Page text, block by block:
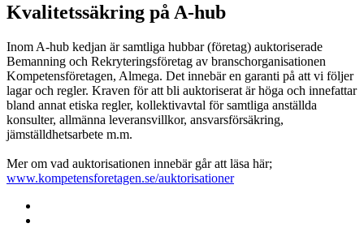
Kvalitetssäkring på A-hub
Inom A-hub kedjan är samtliga hubbar (företag) auktoriserade
Bemanning och Rekryteringsföretag av branschorganisationen
Kompetensföretagen, Almega. Det innebär en garanti på att vi följer
lagar och regler. Kraven för att bli auktoriserat är höga och innefattar
bland annat etiska regler, kollektivavtal för samtliga anställda
konsulter, allmänna leveransvillkor, ansvarsförsäkring,
jämställdhetsarbete m.m.
Mer om vad auktorisationen innebär går att läsa här;
www.kompetensforetagen.se/auktorisationer